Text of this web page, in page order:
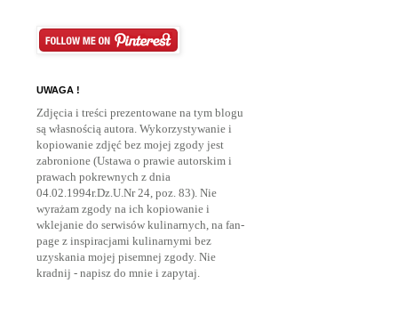
UWAGA !
Zdjęcia i treści prezentowane na tym blogu
są własnością autora. Wykorzystywanie i
kopiowanie zdjęć bez mojej zgody jest
zabronione (Ustawa o prawie autorskim i
prawach pokrewnych z dnia
04.02.1994r.Dz.U.Nr 24, poz. 83). Nie
wyrażam zgody na ich kopiowanie i
wklejanie do serwisów kulinarnych, na fan-
page z inspiracjami kulinarnymi bez
uzyskania mojej pisemnej zgody. Nie
kradnij - napisz do mnie i zapytaj.